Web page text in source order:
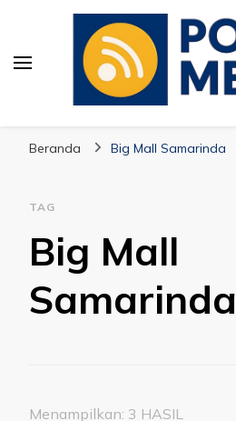
Beranda Big Mall Samarinda
TAG
Big Mall
Samarinda
Menampilkan: 3 HASIL